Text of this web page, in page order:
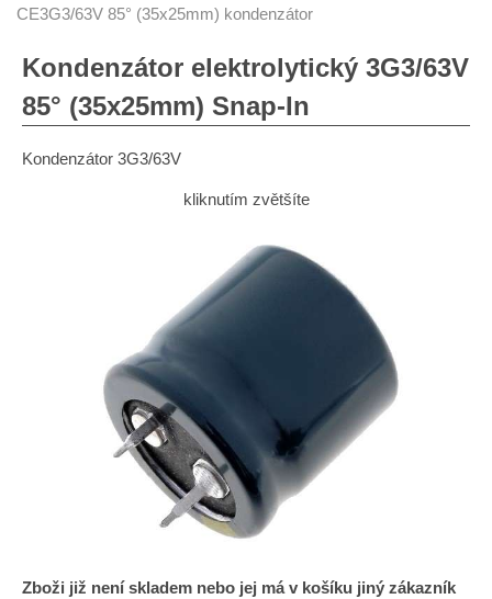
CE3G3/63V 85° (35x25mm) kondenzátor
Kondenzátor elektrolytický 3G3/63V
85° (35x25mm) Snap-In
Kondenzátor 3G3/63V
kliknutím zvětšíte
Zboži již není skladem nebo jej má v košíku jiný zákazník